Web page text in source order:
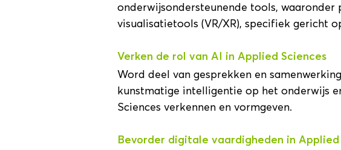
onderwijsondersteunende tools, waaronder
visualisatietools (VR/XR), specifiek gericht
Verken de rol van AI in Applied Sciences
Word deel van gesprekken en
kunstmatige intelligentie op het onderwijs
Sciences verkennen en vormgeven.
Bevorder digitale vaardigheden in Applied